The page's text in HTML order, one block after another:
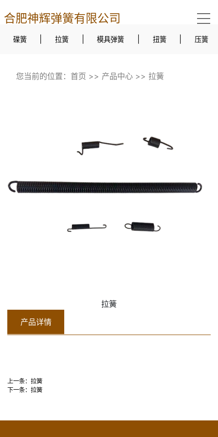
合肥神辉弹簧有限公司
碟簧 拉簧 模具弹簧 扭簧 压簧
您当前的位置： 首页 >> 产品中心>> 拉簧
拉簧
产品详情
上一条： 拉簧
下一条： 拉簧